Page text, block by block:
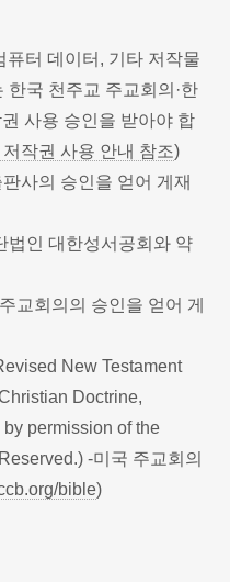
퓨터 데이터, 기타 저작물
한국 천주교 주교회의·한
사용 승인을 받아야 합
작권 사용 안내 참조)
사의 승인을 얻어 게재
법인 대한성서공회와 약
교회의의 승인을 얻어 게
New Testament
Doctrine,
permission of the
-미국 주교회의
bible)